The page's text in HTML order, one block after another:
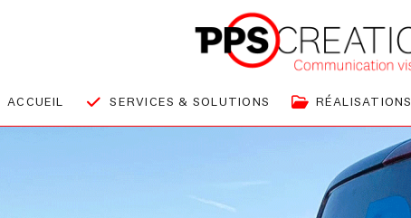
ACCUEIL SERVICES & SOLUTIONS RÉALISATIONS